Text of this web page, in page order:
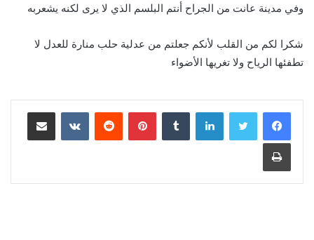
وفي مدينة عانت من الجراح أنتم البلسم الذي لا يرى لكنه يشعربه
شكرا لكم من القلب لأنكم جعلتم من عدلية حلب منارة للعدل لا
تطفئها الرياح ولا تغريها الأضواء
لينكدإن بينتيريست مشاركة عبر البريد
طباعة